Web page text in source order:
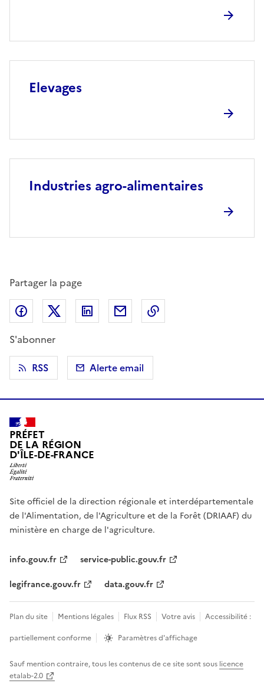
Elevages
Industries agro-alimentaires
Partager la page
Partager sur Facebook
Partager sur X (anciennement Twitter)
Partager sur LinkedIn
Partager par email
S'abonner
RSS
Alerte email
PRÉFET
DE LA RÉGION
D'ÎLE-DE-FRANCE
Site officiel de la direction régionale et interdépartementale
de l'Alimentation, de l'Agriculture et de la Forêt (DRIAAF) du
ministère en charge de l'agriculture.
info.gouv.fr
service-public.gouv.fr
legifrance.gouv.fr
data.gouv.fr
Plan du site Mentions légales Flux RSS Votre avis
Accessibilité :
partiellement conforme
Paramètres d'affichage
Sauf mention contraire, tous les contenus de ce site sont sous licence
etalab-2.0